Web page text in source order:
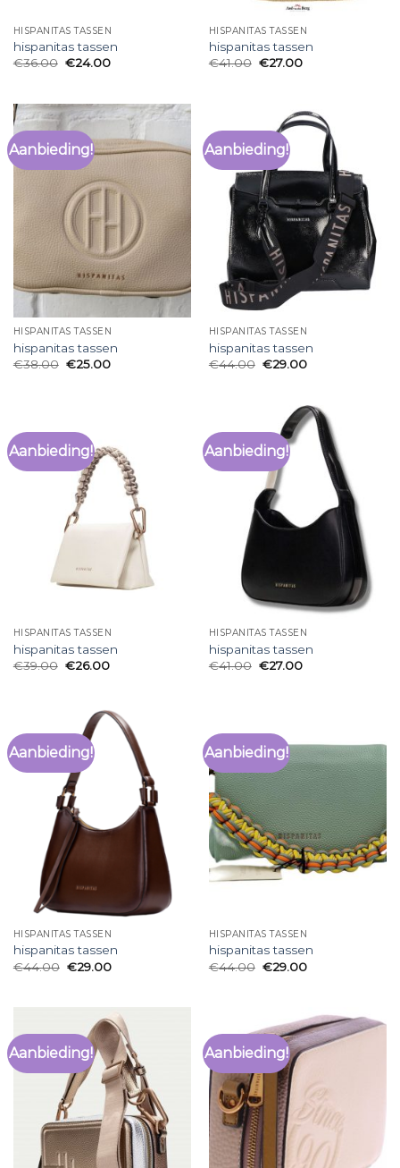
HISPANITAS TASSEN
hispanitas tassen
€36.00 €24.00
HISPANITAS TASSEN
hispanitas tassen
€41.00 €27.00
Aanbieding!
HISPANITAS TASSEN
hispanitas tassen
€38.00 €25.00
Aanbieding!
HISPANITAS TASSEN
hispanitas tassen
€44.00 €29.00
Aanbieding!
HISPANITAS TASSEN
hispanitas tassen
€39.00 €26.00
Aanbieding!
HISPANITAS TASSEN
hispanitas tassen
€41.00 €27.00
Aanbieding!
HISPANITAS TASSEN
hispanitas tassen
€44.00 €29.00
Aanbieding!
HISPANITAS TASSEN
hispanitas tassen
€44.00 €29.00
Aanbieding! Aanbieding!